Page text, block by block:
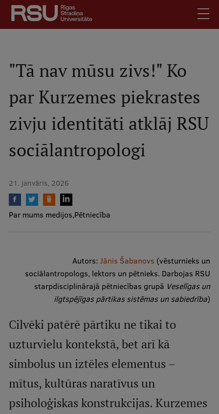
Pārlekt
galveno
saturu
augšējā
izvēlne
Studentiem
Absolventiem
Darbiniekiem
Darba devējiem
Kontakti
Vakances
izvēlne
Pamatstudiju programmas
Maģistra studiju programmas
Doktorantūra
Rezidentūra
Uzņemšana
Praktiska informācija
"Tā nav mūsu zivs!" Ko
par Kurzemes piekrastes
zivju identitāti atklāj RSU
sociālantropologi
21. janvāris, 2026
Par mums medijos Pētniecība
Autors:Jānis Šabanovs (vēsturnieks un
sociālantropologs, lektors un pētnieks. Darbojas RSU
starpdisciplinārajā pētniecības grupā Veselīgas un
ilgtspējīgas pārtikas sistēmas un sabiedrība)
Cilvēki patērē pārtiku ne tikai to
uzturvielu kontekstā, bet arī kā
simbolus un iztēles elementus –
mītus, kultūras naratīvus un
psiholoģiskas konstrukcijas. Kurzemes